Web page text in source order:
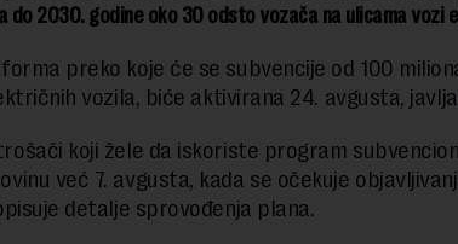
do 2030. godine oko 30 odsto vozača na ulicama vozi
preko koje će se subvencije od 100
vozila, biće aktivirana 24. avgusta, javlja
koji žele da iskoriste program
već 7. avgusta, kada se očekuje
detalje sprovođenja plana.